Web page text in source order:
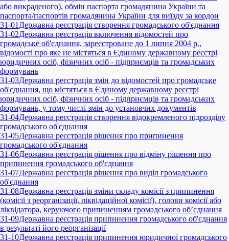
або викраденого), обмін паспорта громадянина України та
паспорта/паспортів громадянина України для виїзду за кордон
31-01 Державна реєстрація створення громадського об'єднання
31-02Державна реєстрація включення відомостей про
громадське об'єднання, зареєстроване до 1 липня 2004 р.,
відомості про яке не містяться в Єдиному державному реєстрі
юридичних осіб, фізичних осіб - підприємців та громадських
формувань
31-03Державна реєстрація змін до відомостей про громадське
об'єднання, що містяться в Єдиному державному реєстрі
юридичних осіб, фізичних осіб - підприємців та громадських
формувань, у тому числі змін до установчих документів
31-04Державна реєстрація створення відокремленого підрозділу
громадського об'єднання
31-05Державна реєстрація рішення про припинення
громадського об'єднання
31-06Державна реєстрація рішення про відміну рішення про
припинення громадського об'єднання
31-07Державна реєстрація рішення про виділ громадського
об'єднання
31-08Державна реєстрація зміни складу комісії з припинення
(комісії з реорганізації, ліквідаційної комісії), голови комісії або
ліквідатора, керуючого припиненням громадського об’єднання
31-09Державна реєстрація припинення громадського об'єднання
в результаті його реорганізації
31-10Державна реєстрація припинення юридичної громадського